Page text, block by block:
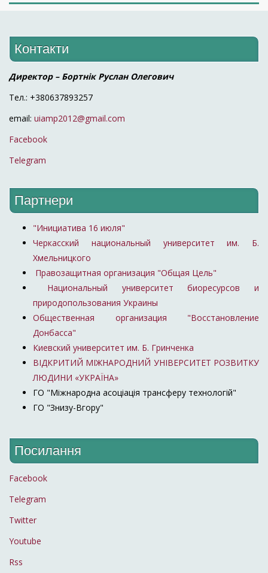
Контакти
Директор – Бортнік Руслан Олегович
Тел.: +380637893257
email: uiamp2012@gmail.com
Facebook
Telegram
Партнери
"Инициатива 16 июля"
Черкасский национальный университет им. Б.
Хмельницкого
Правозащитная организация "Общая Цель"
Национальный университет биоресурсов и
природопользования Украины
Общественная организация "Восстановление
Донбасса"
Киевский университет им. Б. Гринченка
ВІДКРИТИЙ МІЖНАРОДНИЙ УНІВЕРСИТЕТ РОЗВИТКУ
ЛЮДИНИ «УКРАЇНА»
ГО "Міжнародна асоціація трансферу технологій"
ГО "Знизу-Вгору"
Посилання
Facebook
Telegram
Twitter
Youtube
Rss